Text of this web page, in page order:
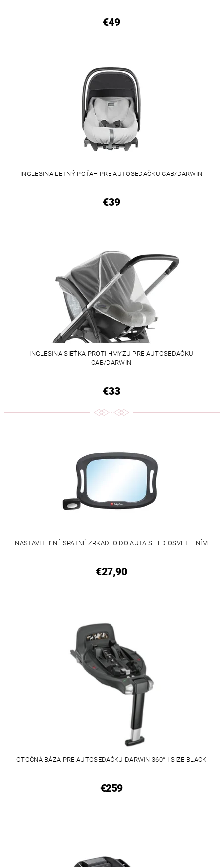
€49
INGLESINA LETNÝ POŤAH PRE AUTOSEDAČKU CAB/DARWIN
€39
INGLESINA SIEŤKA PROTI HMYZU PRE AUTOSEDAČKU
CAB/DARWIN
€33
NASTAVITEĽNÉ SPÄTNÉ ZRKADLO DO AUTA S LED OSVETLENÍM
€27,90
OTOČNÁ BÁZA PRE AUTOSEDAČKU DARWIN 360° I-SIZE BLACK
€259